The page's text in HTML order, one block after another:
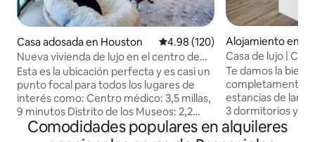
Casa adosada en Houston Calificación promedio: 4.98 de
4.98 (120)
Nueva vivienda de lujo en el centro de
Houston
Esta es la ubicación perfecta y es casi un
punto focal para todos los lugares de
interés como: Centro médico: 3,5 millas,
9 minutos Distrito de los Museos: 2,2
millas, 5 minutos Zoológico de Houston:
2,6 millas, 9 minutos Universidades: Rice
Alojamiento en
Casa de lujo |
| Centro y Metro
Te damos la
completamente
estancias de
3 dormitorios y
para brindar
conveniencia.
Comodidades populares en alquileres